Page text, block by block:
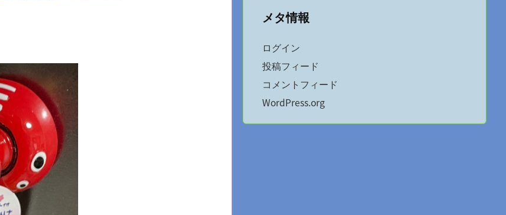
メタ情報
ログイン
投稿フィード
コメントフィード
WordPress.org